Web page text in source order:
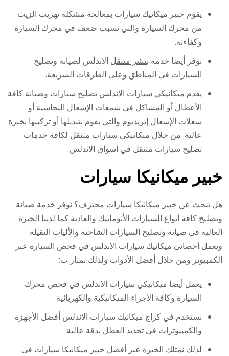
يقوم خبير ميكانيك سيارات بمعالجة مشكلة تهريب الزيت
من محرك السيارة والتي تسبب ضعف في محرك السيارة
وكفاءته.
نوفر أيضا خدمة بنشر متنقل الاندلس لصيانة وتصليح
السيارات في المناطق وعلى الطرقات السريعة.
يقدم ميكانيكي سيارات الاندلس تصليح سيارات وصيانة كافة
الأعطال أو المشاكل في شمعات الإشعال النحاسية أو
شعلات الإشعال إيريديوم والتي يقوم بتبديلها أو تركيبها بخبرة
عالية. من خلال ميكانيكي سيارات متنقل لكافة خدمات
تصليح سيارات متنقل في اسواق الاندلس
خبير ميكانيكا سيارات
هل تبحث عن خبير ميكانيكا سيارات محترف؟ نوفر خدمة صيانة
وتصليح كافة أنواع السيارات الأتوماتيك والعادية كما لدينا الخبرة
العالية في صيانة وتصليح السيارات الشاحنة والأليات الثقيلة
ويعمل أخصائي ميكانيك سيارات الاندلس في فحص السيارة عبر
الكمبيوتر ومن خلال أفضل الأدوات ولذلك نمتاز ب:
يعمل أيضا ميكانيكي سيارات الاندلس في فحص محرك
السيارة وكافة الأجزاء الميكانيكية والكهربائية
نستخدم في كراج ميكانيك سيارات الاندلس أفضل الأجهزة
والكمبيوترات في تحديد العطل بدقة عالية
لذلك نمتلك الخبرة عبر أفضل خبير ميكانيكا سيارات في